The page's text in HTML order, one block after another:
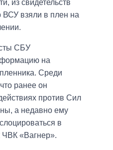
из свидетельств
ВСУ взяли в плен на
СБУ
на
Среди
ранее он
против Сил
а недавно ему
в
ЧВК «Вагнер».